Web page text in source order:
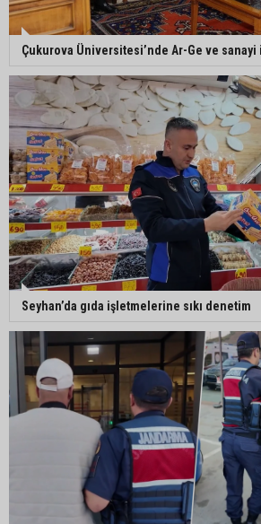
5. Yunusoğlu Futbol
Ceyhan’da Necdet
çalışması
Orhan Bayram’dan AK
“Bizim belediye meclis
Siz önce onu anlatın”
Çukurova Üniversitesi’nde Ar-Ge ve
Seyhan’da gıda işletmelerine sıkı denetim